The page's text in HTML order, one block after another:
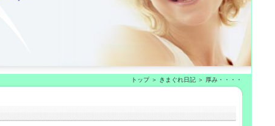
トップ きまぐれ日記 厚み・・・・